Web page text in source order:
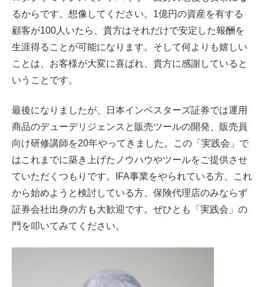
るからです。想像してください。1億円の資産を有する
顧客が100人いたら、貴方はそれだけで安定した報酬を
生涯得ることが可能になります。そして何よりも嬉しい
ことは、お客様が大変に喜ばれ、貴方に感謝していると
いうことです。
最後になりましたが、日本インベスターズ証券では運用
商品のデューデリジェンスと販売ツールの開発、販売員
向け研修講師を20年やってきました。この「実践会」で
はこれまでに築き上げたノウハウやツールをご提供させ
ていただくつもりです。IFA事業をやられている方、これ
から始めようと検討している方、保険代理店のみならず
証券会社出身の方も大歓迎です。ぜひとも「実践会」の
門を叩いてみてください。